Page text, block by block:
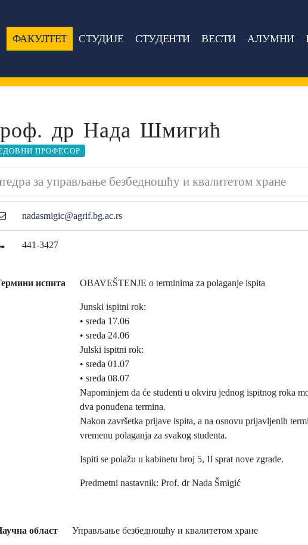
ФАКУЛТЕТ СТУДИЈЕ СТУДЕНТИ ВЕСТИ АЛУМНИ
др Нада Шмигић
ПРОФЕСОР
за управљање безбедношћу и квалитетом хране
nadasmigic@agrif.bg.ac.rs
441-3427
испита OBAVEŠTENJE o terminima za polaganje ispita
Junski ispitni rok:
• sreda 17.06
• sreda 24.06
Julski ispitni rok:
• sreda 01.07
• sreda 08.07
Napominjem da će studenti u okviru jednog ispitnog roka
dva ponuđena termina.
Nakon završetka prijave ispita, a na osnovu prijavljenih
vremenu polaganja za svakog studenta.
Ispiti se polažu u kabinetu broj 5, II sprat nove zgrade.
Predmetni nastavnik: Prof. dr Nada Šmigić
област Управљање безбедношћу и квалитетом хране